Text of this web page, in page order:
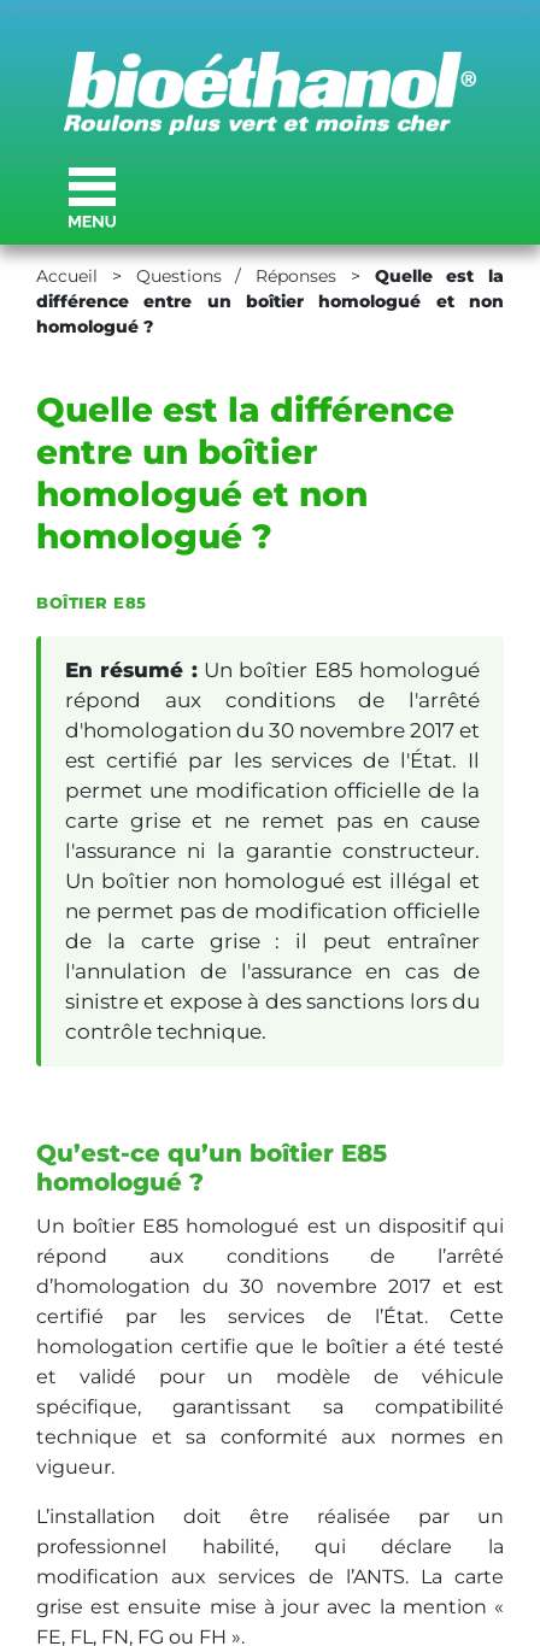
Accueil > Questions / Réponses > Quelle est la
différence entre un boîtier homologué et non
homologué ?
Quelle est la différence
entre un boîtier
homologué et non
homologué ?
BOÎTIER E85
En résumé :Un boîtier E85 homologué
répond aux conditions de l'arrêté
d'homologation du 30 novembre 2017 et
est certifié par les services de l'État. Il
permet une modification officielle de la
carte grise et ne remet pas en cause
l'assurance ni la garantie constructeur.
Un boîtier non homologué est illégal et
ne permet pas de modification officielle
de la carte grise : il peut entraîner
l'annulation de l'assurance en cas de
sinistre et expose à des sanctions lors du
contrôle technique.
Qu’est-ce qu’un boîtier E85
homologué ?
Un boîtier E85 homologué est un dispositif qui
répond aux conditions de l’arrêté
d’homologation du 30 novembre 2017 et est
certifié par les services de l’État. Cette
homologation certifie que le boîtier a été testé
et validé pour un modèle de véhicule
spécifique, garantissant sa compatibilité
technique et sa conformité aux normes en
vigueur.
L’installation doit être réalisée par un
professionnel habilité, qui déclare la
modification aux services de l’ANTS. La carte
grise est ensuite mise à jour avec la mention «
FE, FL, FN, FG ou FH ».